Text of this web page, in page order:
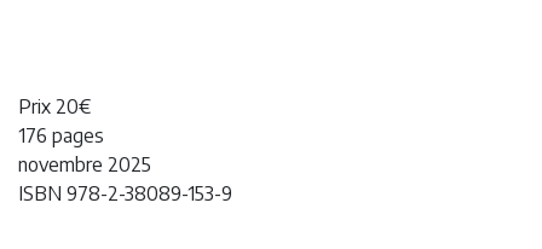
Prix 20€
176 pages
novembre 2025
ISBN 978-2-38089-153-9